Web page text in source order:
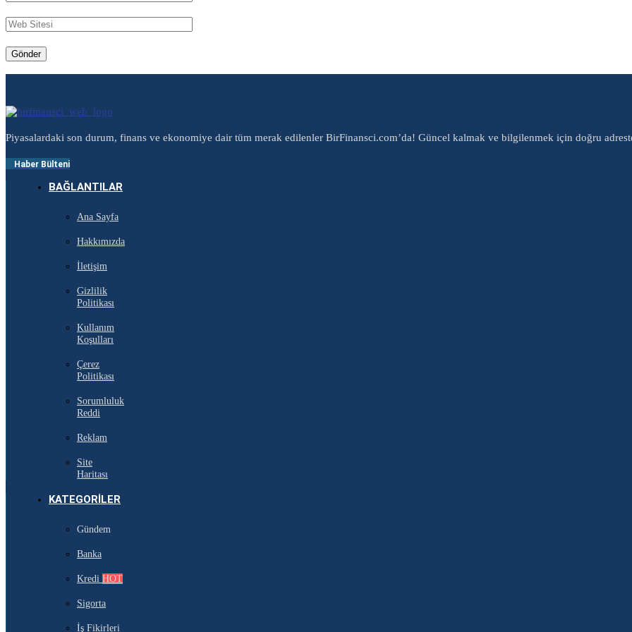
Piyasalardaki son durum, finans ve ekonomiye dair tüm merak edilenler BirFinansci.com’da! Güncel kalmak ve bilgilenmek için doğru
Haber Bülteni
BAĞLANTILAR
Ana Sayfa
Hakkımızda
İletişim
Gizlilik
Politikası
Kullanım
Koşulları
Çerez
Politikası
Sorumluluk
Reddi
Reklam
Site
Haritası
KATEGORILER
Gündem
Banka
Kredi HOT
Sigorta
İş Fikirleri